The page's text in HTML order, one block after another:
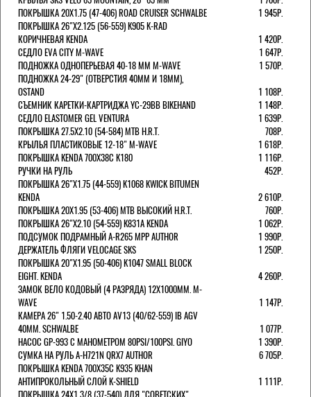
ПОКРЫШКА 20X1.75 (47-406) ROAD CRUISER SCHWALBE
1 945Р.
ПОКРЫШКА 26"Х2.125 (56-559) K905 K-RAD
КОРИЧНЕВАЯ KENDA
1 420Р.
СЕДЛО EVA CITY M-WAVE
1 647Р.
ПОДНОЖКА ОДНОПЕРЬЕВАЯ 40-18 ММ M-WAVE
1 570Р.
ПОДНОЖКА 24-29" (ОТВЕРСТИЯ 40ММ И 18ММ),
OSTAND
1 108Р.
СЪЕМНИК КАРЕТКИ-КАРТРИДЖА YC-29BB BIKEHAND
1 148Р.
СЕДЛО ELASTOMER GEL VENTURA
1 639Р.
ПОКРЫШКА 27.5X2.10 (54-584) MTB H.R.T.
708Р.
КРЫЛЬЯ ПЛАСТИКОВЫЕ 12-18" M-WAVE
1 618Р.
ПОКРЫШКА KENDA 700Х38С K180
1 116Р.
РУЧКИ НА РУЛЬ
452Р.
ПОКРЫШКА 26"Х1.75 (44-559) K1068 KWICK BITUMEN
KENDA
2 610Р.
ПОКРЫШКА 20X1.95 (53-406) MTB ВЫСОКИЙ H.R.T.
760Р.
ПОКРЫШКА 26"Х2.10 (54-559) K831A KENDA
1 062Р.
ПОДСУМОК ПОДРАМНЫЙ A-R265 MPP AUTHOR
1 990Р.
ДЕРЖАТЕЛЬ ФЛЯГИ VELOCAGE SKS
1 250Р.
ПОКРЫШКА 20"Х1.95 (50-406) K1047 SMALL BLOCK
EIGHT. KENDA
4 260Р.
ЗАМОК ВЕЛО КОДОВЫЙ (4 РАЗРЯДА) 12Х1000ММ. M-
WAVE
1 147Р.
КАМЕРА 26" 1.50-2.40 АВТО AV13 (40/62-559) IB AGV
40MM. SCHWALBE
1 077Р.
НАСОС GP-993 С МАНОМЕТРОМ 80PSI/100PSI. GIYO
1 390Р.
СУМКА НА РУЛЬ A-H721N QRX7 AUTHOR
6 705Р.
ПОКРЫШКА KENDA 700Х35С K935 KHAN
АНТИПРОКОЛЬНЫЙ СЛОЙ K-SHIELD
1 111Р.
ПОКРЫШКА 24X1 3/8 (37-540) ДЛЯ "СОВЕТСКИХ"